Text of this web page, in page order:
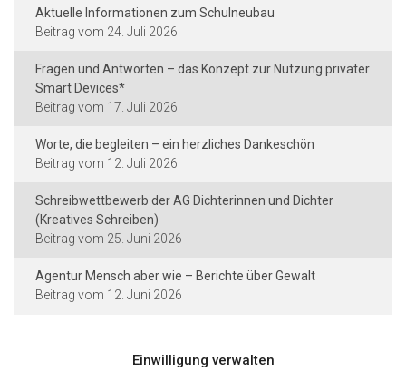
Einwilligung verwalten
Aktuelle Informationen zum Schulneubau
24. Juli 2026
Fragen und Antworten – das Konzept zur Nutzung privater
Smart Devices*
17. Juli 2026
Worte, die begleiten – ein herzliches Dankeschön
12. Juli 2026
Schreibwettbewerb der AG Dichterinnen und Dichter
(Kreatives Schreiben)
25. Juni 2026
Agentur Mensch aber wie – Berichte über Gewalt
12. Juni 2026